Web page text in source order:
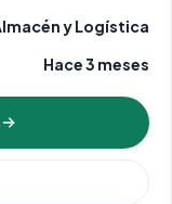
y Logística
Hace 3 meses